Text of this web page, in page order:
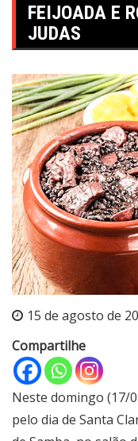
FEIJOADA E
JUDAS
15 de agosto de
Compartilhe
Neste domingo (17/
pelo dia de Santa